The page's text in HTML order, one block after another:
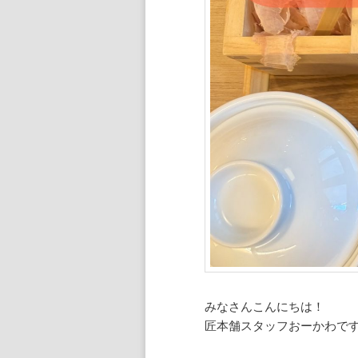
ン
ツ
へ
移
動
ツ
へ
移
動
みなさんこんにちは！
匠本舗スタッフおーかわで